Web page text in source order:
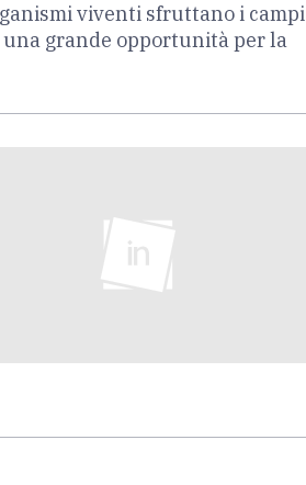
viventi sfruttano i campi
grande opportunità per la